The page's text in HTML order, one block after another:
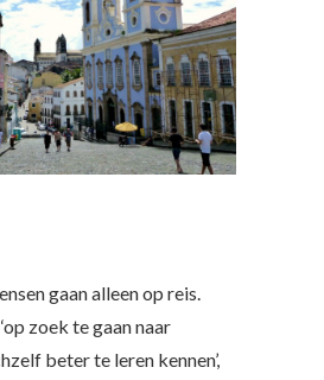
gaan alleen op reis.
zoek te gaan naar
beter te leren kennen’,